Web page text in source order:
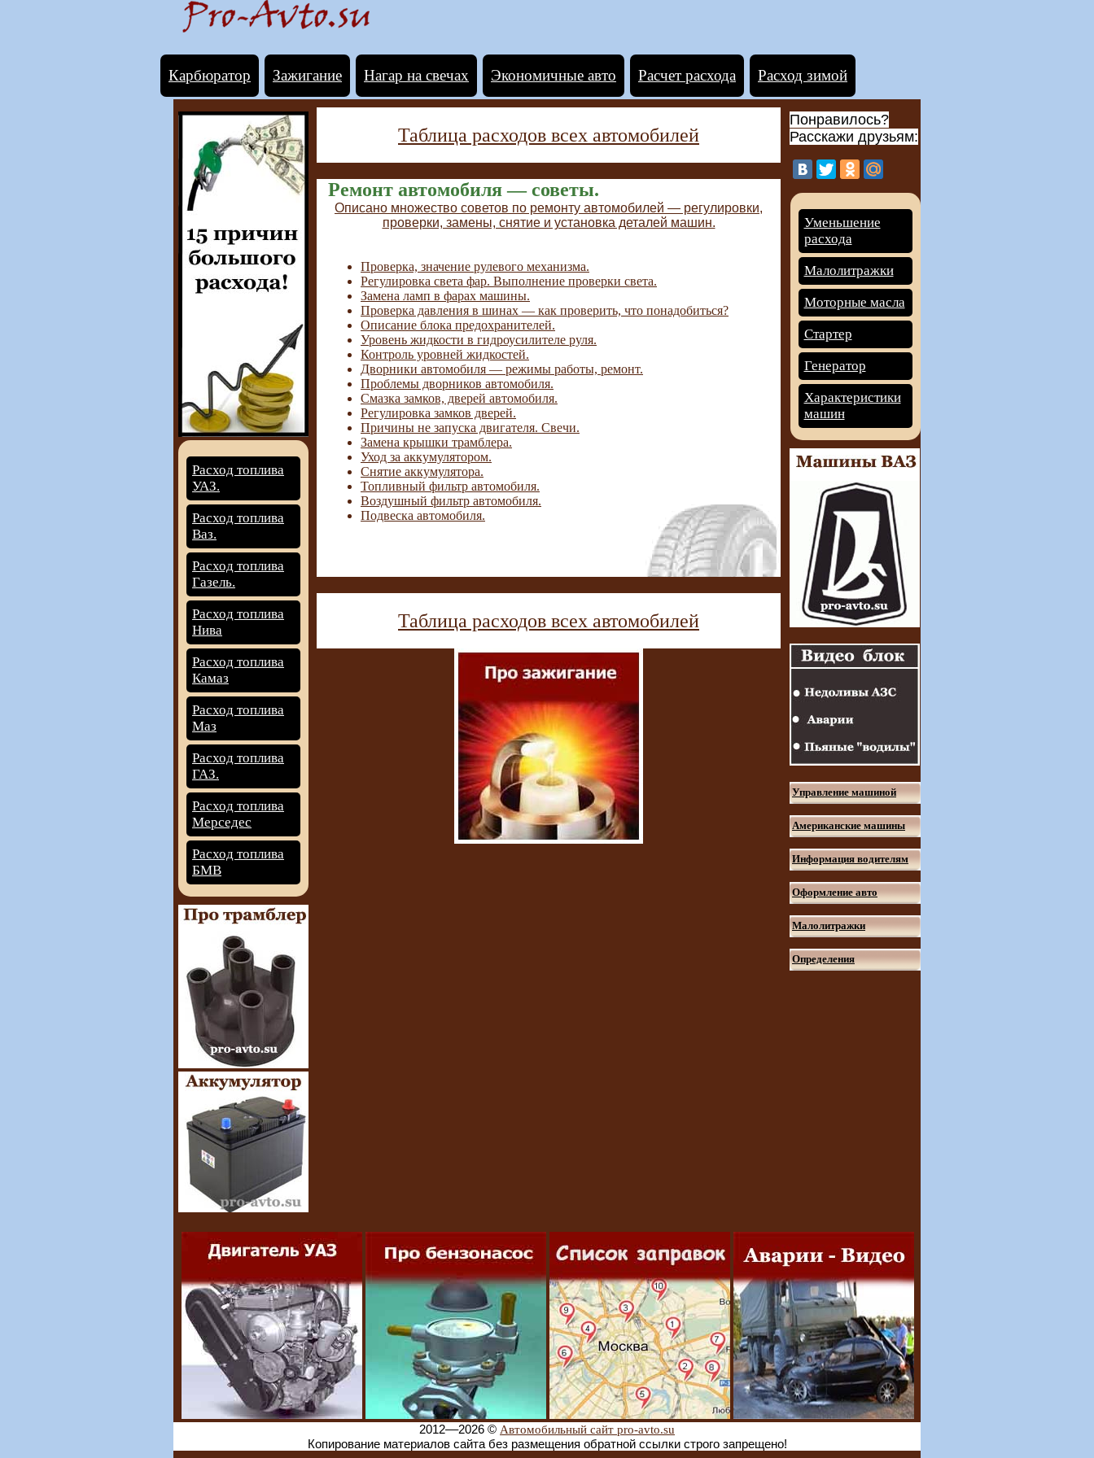
Карбюратор Зажигание Нагар на свечах Экономичные авто Расчет расхода Расход зимой
Расход топлива
УАЗ.
Расход топлива
Ваз.
Расход топлива
Газель.
Расход топлива
Нива
Расход топлива
Камаз
Расход топлива
Маз
Расход топлива
ГАЗ.
Расход топлива
Мерседес
Расход топлива
БМВ
Таблица расходов всех автомобилей
Ремонт автомобиля — советы.
Описано множество советов по ремонту автомобилей — регулировки,
проверки, замены, снятие и установка деталей машин.
Проверка, значение рулевого механизма.
Регулировка света фар. Выполнение проверки света.
Замена ламп в фарах машины.
Проверка давления в шинах — как проверить, что понадобиться?
Описание блока предохранителей.
Уровень жидкости в гидроусилителе руля.
Контроль уровней жидкостей.
Дворники автомобиля — режимы работы, ремонт.
Проблемы дворников автомобиля.
Смазка замков, дверей автомобиля.
Регулировка замков дверей.
Причины не запуска двигателя. Свечи.
Замена крышки трамблера.
Уход за аккумулятором.
Снятие аккумулятора.
Топливный фильтр автомобиля.
Воздушный фильтр автомобиля.
Подвеска автомобиля.
Таблица расходов всех автомобилей
Понравилось?
Расскажи друзьям:
Уменьшение
расхода
Малолитражки
Моторные масла
Стартер
Генератор
Характеристики
машин
Управление машиной
Американские машины
Информация водителям
Оформление авто
Малолитражки
Определения
2012––2026 © Автомобильный сайт pro-avto.su
Копирование материалов сайта без размещения обратной ссылки строго запрещено!